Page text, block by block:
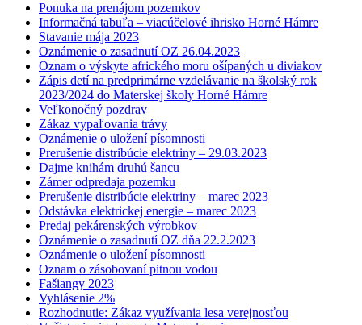
Ponuka na prenájom pozemkov
Informačná tabuľa – viacúčelové ihrisko Horné Hámre
Stavanie mája 2023
Oznámenie o zasadnutí OZ 26.04.2023
Oznam o výskyte afrického moru ošípaných u diviakov
Zápis detí na predprimárne vzdelávanie na školský rok
2023/2024 do Materskej školy Horné Hámre
Veľkonočný pozdrav
Zákaz vypaľovania trávy
Oznámenie o uložení písomnosti
Prerušenie distribúcie elektriny – 29.03.2023
Dajme knihám druhú šancu
Zámer odpredaja pozemku
Prerušenie distribúcie elektriny – marec 2023
Odstávka elektrickej energie – marec 2023
Predaj pekárenských výrobkov
Oznámenie o zasadnutí OZ dňa 22.2.2023
Oznámenie o uložení písomnosti
Oznam o zásobovaní pitnou vodou
Fašiangy 2023
Vyhlásenie 2%
Rozhodnutie: Zákaz využívania lesa verejnosťou